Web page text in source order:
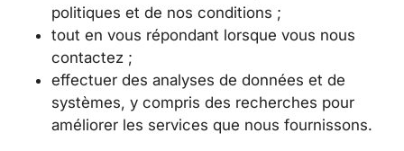
politiques et de nos conditions ;
tout en vous répondant lorsque vous nous
contactez ;
effectuer des analyses de données et de
systèmes, y compris des recherches pour
améliorer les services que nous fournissons.